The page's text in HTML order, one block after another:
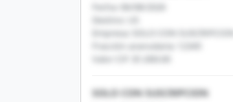
Fecha: 06/08/2026
Destino: US
Empresa: SOLO CON SUSCRIPCION
Fracción arancelaria: 12345
Valor CIF: $1,000.00
SOLO CON SUSCRIPCION